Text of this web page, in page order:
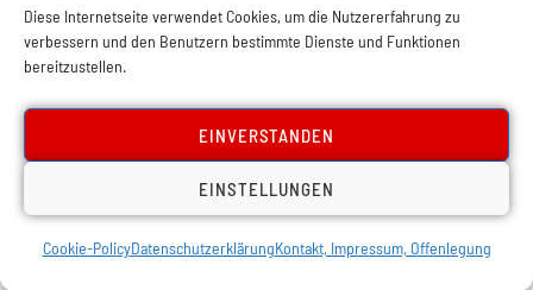
Diese Internetseite verwendet Cookies, um die Nutzererfahrung zu
verbessern und den Benutzern bestimmte Dienste und Funktionen
bereitzustellen.
EINVERSTANDEN
EINSTELLUNGEN
Cookie-PolicyDatenschutzerklärungKontakt, Impressum, Offenlegung
Datenschutz Kontakt